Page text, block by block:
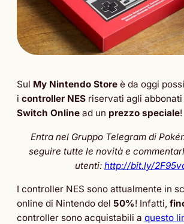
Sul My Nintendo Store è da oggi
i controller NES riservati agli abbonati
Switch Online ad un prezzo speciale!
Entra nel Gruppo Telegram di
seguire tutte le novità e
utenti: http://bit.ly/
I controller NES sono attualmente in
online di Nintendo del 50%! Infatti,
controller sono acquistabili a questo